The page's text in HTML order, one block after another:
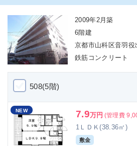
2009年2月築
6階建
京都市山科区音羽役
鉄筋コンクリート
508(5階)
NEW 7.9万円 (管理費
1ＬＤＫ(38.36㎡)
敷金